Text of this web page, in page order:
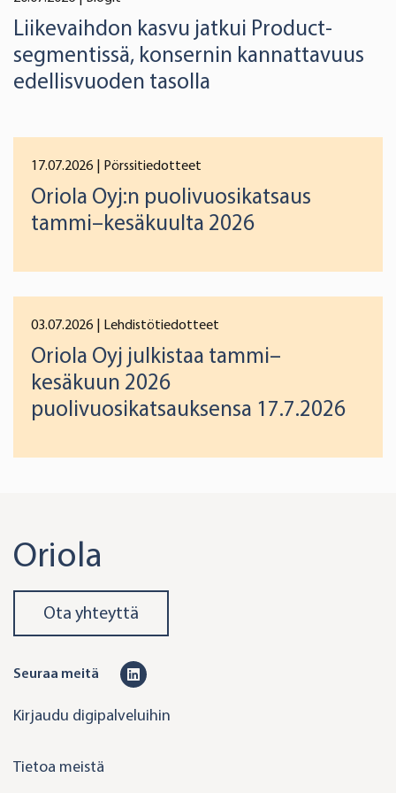
Liikevaihdon kasvu jatkui Product-
segmentissä, konsernin kannattavuus
edellisvuoden tasolla
17.07.2026 | Pörssitiedotteet
Oriola Oyj:n puolivuosikatsaus
tammi–kesäkuulta 2026
03.07.2026 | Lehdistötiedotteet
Oriola Oyj julkistaa tammi–
kesäkuun 2026
puolivuosikatsauksensa 17.7.2026
Oriola
Ota yhteyttä
Seuraa meitä
n
Kirjaudu digipalveluihin
Tietoa meistä